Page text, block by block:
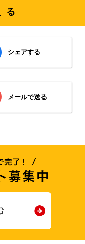
シェアする
メールで送る